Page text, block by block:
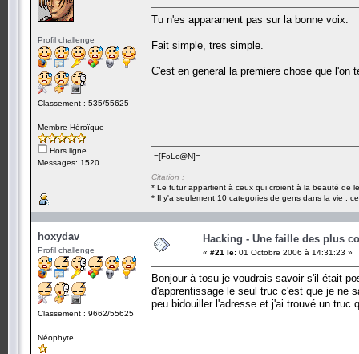
Profil challenge
Classement : 535/55625
Membre Héroïque
Hors ligne
Messages: 1520
Tu n'es apparament pas sur la bonne voix.
Fait simple, tres simple.
C'est en general la premiere chose que l'on
-=[FoLc@N]=-
Citation :
* Le futur appartient à ceux qui croient à la beauté de
* Il y'a seulement 10 categories de gens dans la vie :
hoxydav
Profil challenge
Classement : 9662/55625
Néophyte
Hacking - Une faille des plus
« #21 le: 01 Octobre 2006 à 14:31:23 »
Bonjour à tosu je voudrais savoir s'il était
d'apprentissage le seul truc c'est que je ne
peu bidouiller l'adresse et j'ai trouvé un truc